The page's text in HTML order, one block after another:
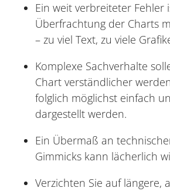
Ein weit verbreiteter Fehler
Überfrachtung der Charts
– zu viel Text, zu viele
Komplexe Sachverhalte
Chart verständlicher
folglich möglichst einfach
dargestellt werden.
Ein Übermaß an
Gimmicks kann lächerlich
Verzichten Sie auf längere,